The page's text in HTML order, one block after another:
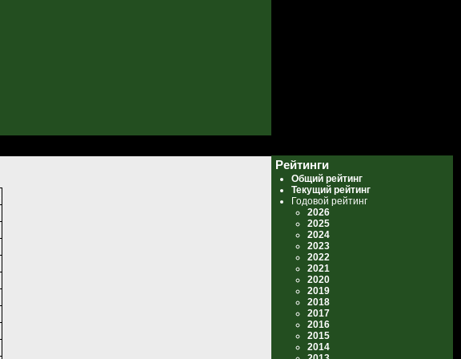
Рейтинги
Общий рейтинг
Текущий рейтинг
Годовой рейтинг
2026
2025
2024
2023
2022
2021
2020
2019
2018
2017
2016
2015
2014